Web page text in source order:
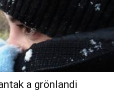
a grönlandi